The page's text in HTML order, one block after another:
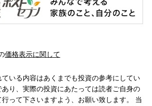
価格表示に関して
いる内容はあくまでも投資の参考にしてい
り、実際の投資にあたっては読者ご自身の
って下さいますよう、お願い致します。 当